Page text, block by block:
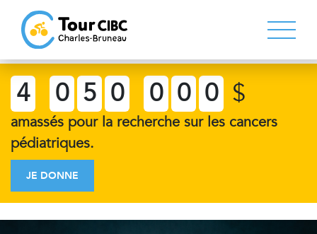
4 0 5 0 0 0 0 $
amassés pour la recherche sur les cancers
pédiatriques.
JE DONNE